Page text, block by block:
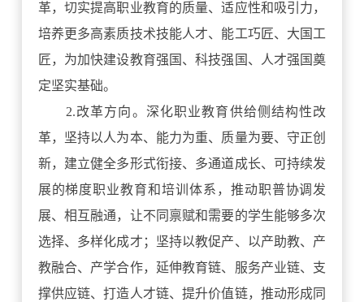
革，切实提高职业教育的质量、适应性和吸引力，
培养更多高素质技术技能人才、能工巧匠、大国工
匠，为加快建设教育强国、科技强国、人才强国奠
定坚实基础。
2.改革方向。深化职业教育供给侧结构性改
革，坚持以人为本、能力为重、质量为要、守正创
新，建立健全多形式衔接、多通道成长、可持续发
展的梯度职业教育和培训体系，推动职普协调发
展、相互融通，让不同禀赋和需要的学生能够多次
选择、多样化成才；坚持以教促产、以产助教、产
教融合、产学合作，延伸教育链、服务产业链、支
撑供应链、打造人才链、提升价值链，推动形成同